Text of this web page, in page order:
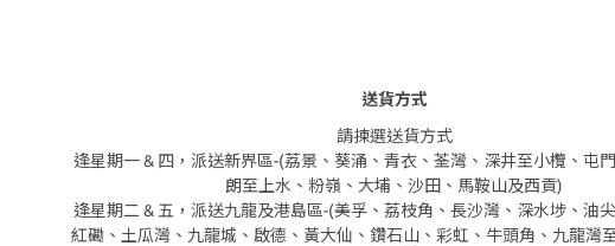
送貨方式
請揀選送貨方式
逢星期一 & 四，派送新界區-(荔景、葵涌、青衣、荃灣、深井至小欖、屯
朗至上水、粉嶺、大埔、沙田、馬鞍山及西貢)
逢星期二 & 五，派送九龍及港島區-(美孚、荔枝角、長沙灣、深水埗、油
紅磡、土瓜灣、九龍城、啟德、黃大仙、鑽石山、彩虹、牛頭角、九龍灣